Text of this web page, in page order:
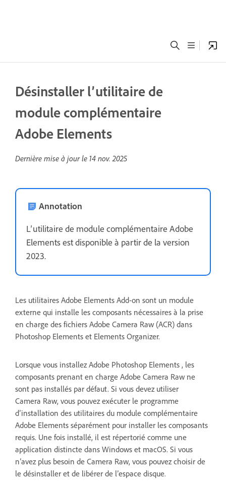
Désinstaller l’utilitaire de
module complémentaire
Adobe Elements
Dernière mise à jour le 14 nov. 2025
Annotation
L’utilitaire de module complémentaire Adobe
Elements est disponible à partir de la version
2023.
Les utilitaires Adobe Elements Add-on sont un module
externe qui installe les composants nécessaires à la prise
en charge des fichiers Adobe Camera Raw (ACR) dans
Photoshop Elements et Elements Organizer.
Lorsque vous installez Adobe Photoshop Elements , les
composants prenant en charge Adobe Camera Raw ne
sont pas installés par défaut. Si vous devez utiliser
Camera Raw, vous pouvez exécuter le programme
d’installation des utilitaires du module complémentaire
Adobe Elements séparément pour installer les composants
requis. Une fois installé, il est répertorié comme une
application distincte dans Windows et macOS. Si vous
n’avez plus besoin de Camera Raw, vous pouvez choisir de
le désinstaller et de libérer de l’espace disque.